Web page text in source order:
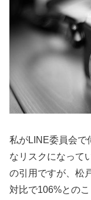
私がLINE委員会で
なリスクになって
の引用ですが、松
対比で106%との